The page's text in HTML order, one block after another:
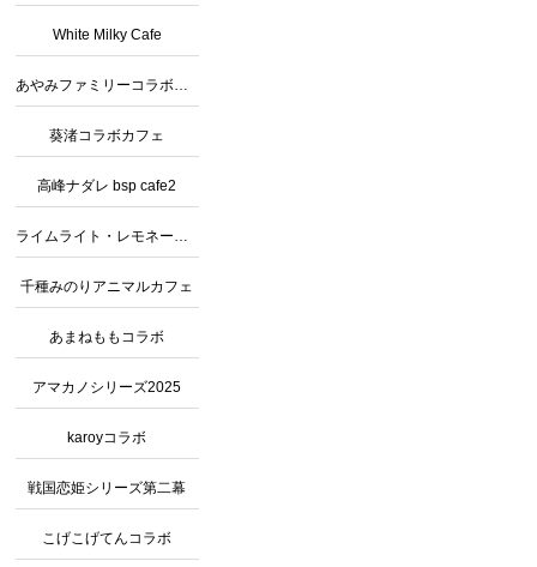
White Milky Cafe
葵渚コラボカフェ
高峰ナダレ bsp cafe2
千種みのりアニマルカフェ
あまねももコラボ
アマカノシリーズ2025
karoyコラボ
戦国恋姫シリーズ第二幕
こげこげてんコラボ